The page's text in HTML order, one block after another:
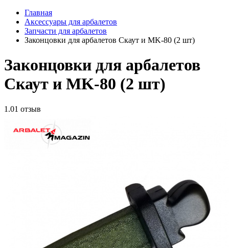
Главная
Аксессуары для арбалетов
Запчасти для арбалетов
Законцовки для арбалетов Скаут и MK-80 (2 шт)
Законцовки для арбалетов
Скаут и MK-80 (2 шт)
1.01 отзыв